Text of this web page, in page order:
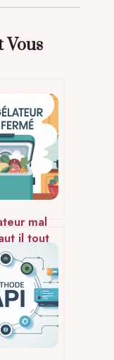
Vous
mal
il tout
faire